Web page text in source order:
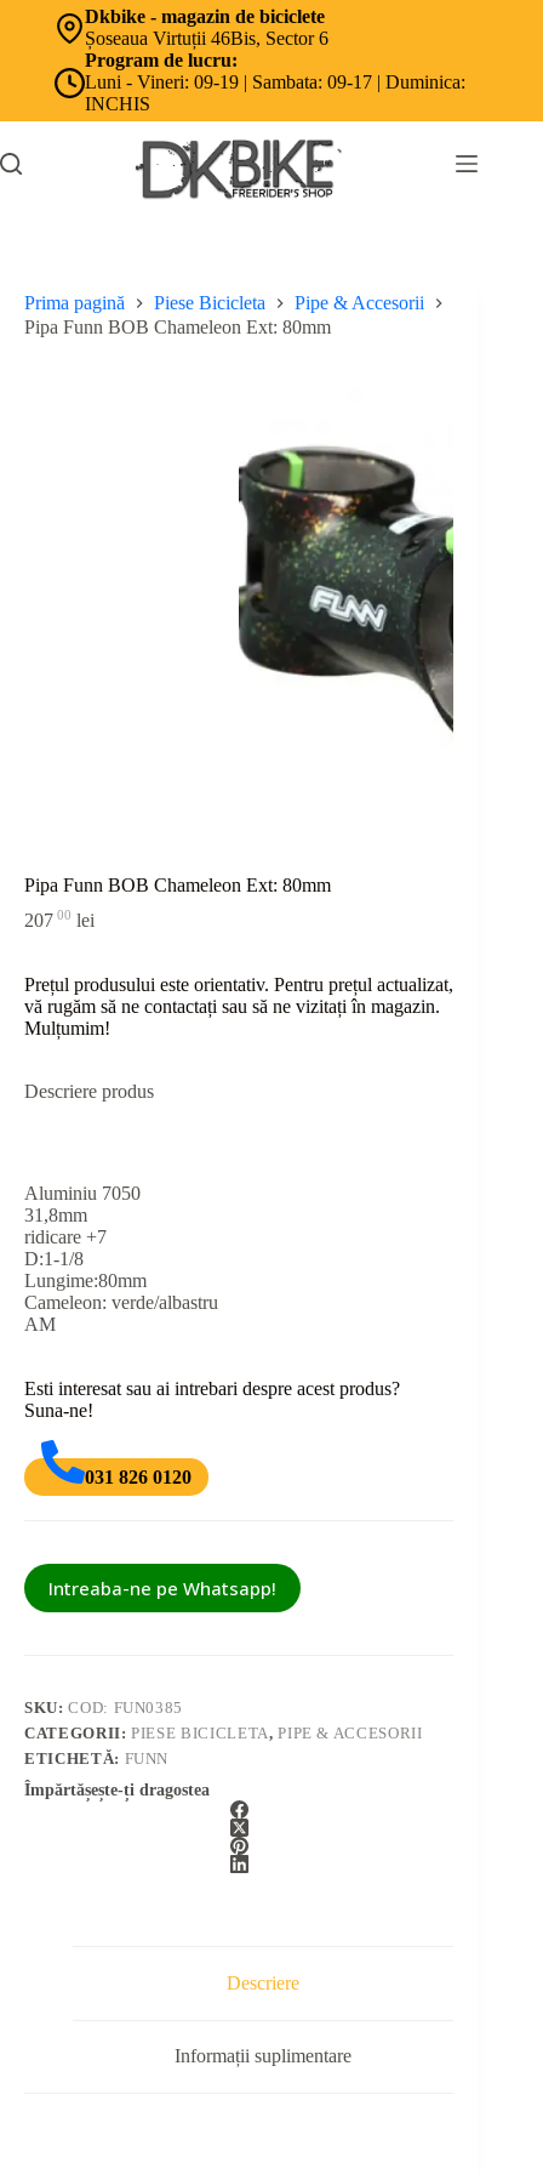
Dkbike - magazin de biciclete
Șoseaua Virtuții 46Bis, Sector 6
Program de lucru:
Luni - Vineri: 09-19 | Sambata: 09-17 | Duminica:
INCHIS
Prima pagină Piese Bicicleta
Pipe & Accesorii
Pipa Funn BOB Chameleon Ext: 80mm
Pipa Funn BOB Chameleon Ext: 80mm
207 00 lei
Prețul produsului este orientativ. Pentru prețul actualizat,
vă rugăm să ne contactați sau să ne vizitați în magazin.
Mulțumim!
Descriere produs
Aluminiu 7050
31,8mm
ridicare +7
D:1-1/8
Lungime:80mm
Cameleon: verde/albastru
AM
Esti interesat sau ai intrebari despre acest produs?
Suna-ne!
031 826 0120
Intreaba-ne pe Whatsapp!
SKU:COD: FUN0385
CATEGORII:PIESE BICICLETA,PIPE & ACCESORII
ETICHETĂ: FUNN
Împărtășește-ți dragostea
Descriere
Informații suplimentare